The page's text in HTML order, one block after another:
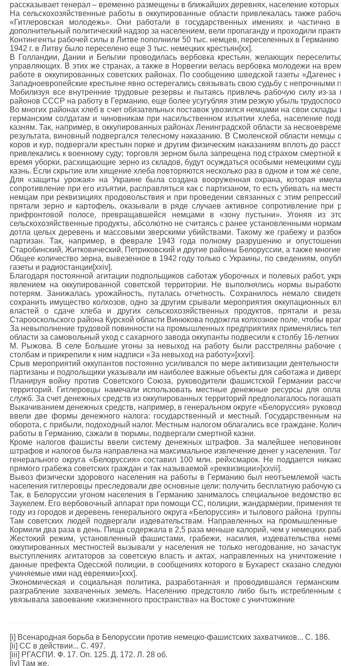
рассказывает генерал – временно размещены в ближайших деревнях, население
На сельскохозяйственные работы в оккупированные области привлекалась также
«Гитлеровская молодежь». Они работали в государственных имениях и частично
дополнительный политический надзор за населением, вели пропаганду и проходили
Контингенты рабочей силы в Литве пополнили 50 тыс. немцев, переселенных в
1942 г. в Литву было переселено еще 3 тыс. немецких крестьян[xx].
В Голландии, Дании и Бельгии проводилась вербовка крестьян, желающих
управляющих. В этих же странах, а также в Норвегии велась вербовка молодежи на
работе в оккупированных советских районах. По сообщению шведской газеты
Западноевропейские крестьяне явно остерегались связывать свою судьбу с непрочными
Мобилизуя все внутренние трудовые резервы и пытаясь привлечь рабочую силу из-
районов СССР на работу в Германию, еще более усугубляя этим резкую убыль
Во многих районах хлеб в счет обязательных поставок увозился немцами на свои
германским солдатам и чиновникам при насильственном изъятии хлеба, население
казням. Так, например, в оккупированных районах Ленинградской области за
результата, виновный подвергался телесному наказанию. В Смоленской области
коров и кур, подвергали крестьян порке и другим физическим наказаниям вплоть до
привлекались к военному суду; торговля зерном была запрещена под страхом
время уборки, расхищающие зерно из складов, будут осуждаться особыми немецкими
казнь. Если скрытие или хищение хлеба повторяются несколько раз в одном и том же
Для «защиты урожая» на Украине была создана вооруженная охрана, которая
сопротивление при его изъятии, расправляться как с партизаном, то есть убивать на
немцам при реквизициях продовольствия и при проведении связанных с этим
прятали зерно и картофель, оказывали в ряде случаев активное сопротивление
прифронтовой полосе, превращавшейся немцами в «зону пустыни». Угоняя из
сельскохозяйственные продукты, абсолютно не считаясь с ранее установленными
дотла целых деревень и массовыми зверскими убийствами. Такому же грабежу и
партизан. Так, например, в феврале 1943 года полному разрушению и
Старобинский, Житковический, Петриковский и другие районы Белоруссии, а также
Общее количество зерна, вывезенное в 1942 году только с Украины, по сведениям,
газеты и радиостанции[xxiv].
Благодаря постоянной агитации подпольщиков саботаж уборочных и полевых работ,
явлением на оккупированной советской территории. Не выполнялись нормы
потерям. Занижалась урожайность, путалась отчетность. Сохранилось немало
сохранить имущество колхозов, одно за другим срывали мероприятия оккупационных
властей о сдаче хлеба и других сельскохозяйственных продуктов, прятали и
Старооскольского района Курской области Винюкова подожгла колхозное поле, чтобы
За невыполнение трудовой повинности на промышленных предприятиях применялись
области за самовольный уход с сахарного завода оккупанты подвесили к столбу 16-летних
М. Рыжова. В селе Большие угоны за невыход на работу были расстреляны рабочие
столбам и прикрепили к ним надписи «За невыход на работу»[xxvi].
Срыв мероприятий оккупантов постоянно усиливался по мере активизации
партизаны и подпольщики указывали им наиболее важные объекты для саботажа и
Планируя войну против Советского Союза, руководители фашистской Германии
территорий. Гитлеровцы намечали использовать местные денежные ресурсы для
служб. За счет де­нежных средств из оккупированных территорий предполагалось
Выкачиванием денежных средств, например, в генеральном округе «Белоруссия»
ввели две формы денежного налога: государственный и местный. Государственным
оборота, с прибыли, подоходный налог. Местным налогом облагались все граждане.
работы в Германию, сажали в тюрьмы, подвергали смертной казни.
Кроме налогов фашисты ввели систему денежных штрафов. За малейшее
штрафов и налогов была направлена на максимальное извлечение денег у населения.
генерального округа «Белоруссия» составил 100 млн. рейхсмарок. Не поддается
прямого грабежа советских граждан и так называемой «реквизиции»[xxvii].
Вывоз физически здорового населения на работы в Германию был неотъемлемой
населения гитлеровцы преследовали две основные цели: получить бесплатную рабочую
Так, в Белоруссии угоном населения в Германию занималось специальное ведомство
Заукелем. Его вербовочный аппарат при помощи СС, полиции, жандармерии, применяя
году из городов и деревень генерального округа «Белоруссия» и тылового района
Там советских людей подвергали издевательствам. Направленных на
Кормили два раза в день. Пища содержала в 2,5 раза меньше калорий, чем у немецких
Жестокий режим, установленный фашистами, грабежи, насилия, издевательства
оккупированных местностей вызывали у населения не только негодование, но
выступлениях агитаторов за советскую власть и актах, направленных на
данные префекта Одесской полиции, в сообщениях которого в Бухарест сказано
учиняемые ими над евреями»[xxx].
Экономическая и социальная политика, разработанная и проводившаяся
разграбление захваченных земель. Населению предстояло либо быть
увязывала завоевание «жизненного пространства» на Востоке с уничтожение
[i] Всенародная борьба в Белоруссии против немецко-фашистских захватчиков... С. 186.
[ii] СС в действии... С. 497.
[iii] РГАСПИ. Ф. 17. Оп. 125. Д. 172. Л. 28 об.
[iv] Там же.